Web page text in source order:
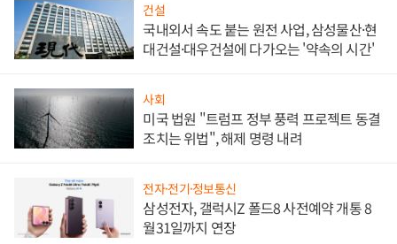
건설
국내외서 속도 붙는 원전 사업, 삼성물산·현
대건설·대우건설에 다가오는 '약속의 시간'
사회
미국 법원 "트럼프 정부 풍력 프로젝트 동결
조치는 위법", 해제 명령 내려
전자·전기·정보통신
삼성전자, 갤럭시Z 폴드8 사전예약 개통 8
월31일까지 연장